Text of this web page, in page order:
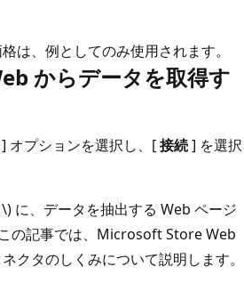
は、例としてのみ使用されます。
からデータを取得す
] オプションを選択し、[接続] を選択
に、データを抽出する Web ページ
の記事では、Microsoft Store Web
クタのしくみについて説明します。